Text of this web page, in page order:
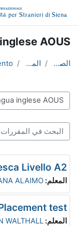
AOUS
الصفحة الرئيسية المقررات الدراسية
تصنيفات المقررات
البحث في المقررات
Livello A2
المعلم: ALAIMO
test
المعلم: WALTHALL